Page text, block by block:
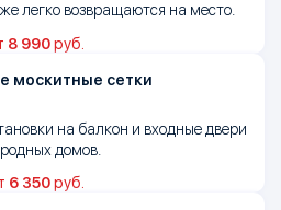
легко возвращаются на место.
8 990руб.
москитные сетки
на балкон и входные двери
домов.
6 350руб.